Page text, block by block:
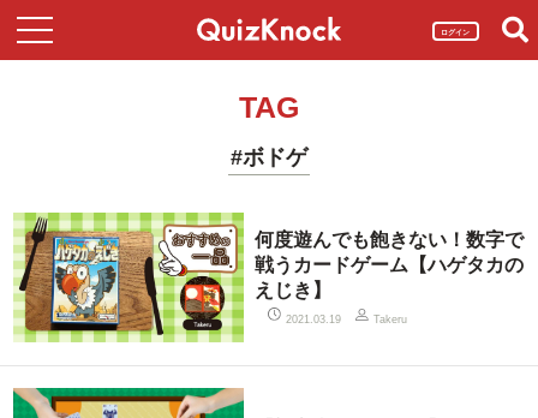
ログイン
TAG
#ボドゲ
何度遊んでも飽きない！数字で
戦うカードゲーム【ハゲタカの
えじき】
2021.03.19 Takeru